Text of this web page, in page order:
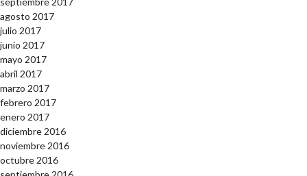
agosto 2017
julio 2017
junio 2017
mayo 2017
abril 2017
marzo 2017
febrero 2017
enero 2017
diciembre 2016
noviembre 2016
octubre 2016